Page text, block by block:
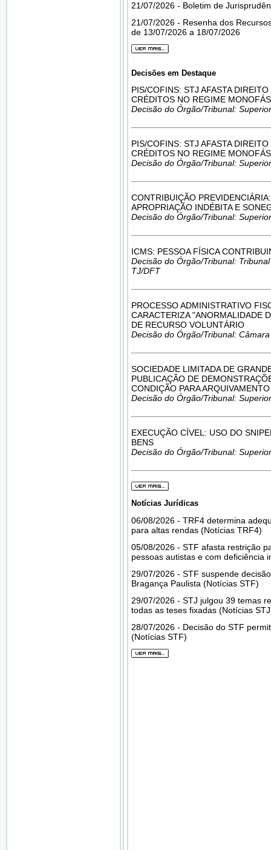
21/07/2026 - Boletim de
21/07/2026 - Resenha dos
de 13/07/2026 a 18/07/2026
Decisões em Destaque
PIS/COFINS: STJ AFASTA
CRÉDITOS NO REGIME
Decisão do Órgão/Tribunal:
PIS/COFINS: STJ AFASTA
CRÉDITOS NO REGIME
Decisão do Órgão/Tribunal:
CONTRIBUIÇÃO
APROPRIAÇÃO INDÉBITA E
Decisão do Órgão/Tribunal:
ICMS: PESSOA FÍSICA
Decisão do Órgão/Tribunal:
TJ/DFT
PROCESSO ADMINISTRATIVO
CARACTERIZA "ANORMALIDADE
DE RECURSO VOLUNTÁRIO
Decisão do Órgão/Tribunal:
SOCIEDADE LIMITADA DE
PUBLICAÇÃO DE
CONDIÇÃO PARA
Decisão do Órgão/Tribunal:
EXECUÇÃO CÍVEL: USO DO
BENS
Decisão do Órgão/Tribunal:
Notícias Jurídicas
06/08/2026 - TRF4 determina
para altas rendas (Notícias TRF4)
05/08/2026 - STF afasta restrição
pessoas autistas e com deficiência
29/07/2026 - STF suspende
Bragança Paulista (Notícias STF)
29/07/2026 - STJ julgou 39 temas
todas as teses fixadas (Notícias
28/07/2026 - Decisão do STF
(Notícias STF)